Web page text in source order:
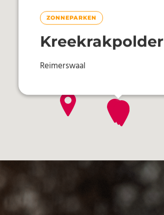
ZONNEPARKEN
Kreekrakpolder
Reimerswaal